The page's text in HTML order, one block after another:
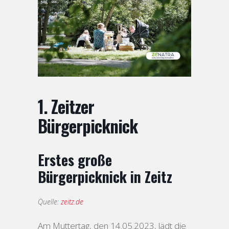
1. Zeitzer
Bürgerpicknick
Erstes große
Bürgerpicknick in Zeitz
Quelle: zeitz.de
Am Muttertag, den 14.05.2023, lädt die